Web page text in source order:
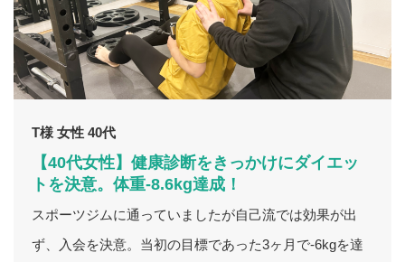
T様 女性 40代
【40代女性】健康診断をきっかけにダイエッ
トを決意。体重-8.6kg達成！
スポーツジムに通っていましたが自己流では効果が出
ず、入会を決意。当初の目標であった3ヶ月で-6kgを達